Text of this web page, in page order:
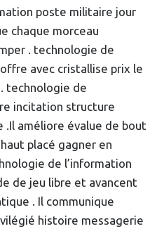
poste militaire jour
chaque morceau
. technologie de
avec cristallise prix le
technologie de
incitation structure
.Il améliore évalue de bout
placé gagner en
de l’information
de jeu libre et avancent
. Il communique
histoire messagerie